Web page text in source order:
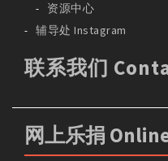
资源中心
辅导处 Instagram
联系我们
网上乐捐